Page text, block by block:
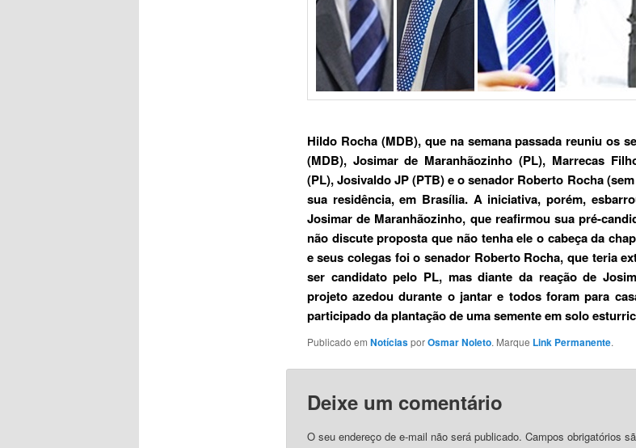
Hildo Rocha (MDB), que na semana passada reuniu os
(MDB), Josimar de Maranhãozinho (PL), Marrecas
(PL), Josivaldo JP (PTB) e o senador Roberto Rocha
sua residência, em Brasília. A iniciativa, porém,
Josimar de Maranhãozinho, que reafirmou sua pré-
não discute proposta que não tenha ele o cabeça da
e seus colegas foi o senador Roberto Rocha, que teria
ser candidato pelo PL, mas diante da reação de
projeto azedou durante o jantar e todos foram para
participado da plantação de uma semente em solo
Publicado em NotíciasporOsmar Noleto. Marque Link Permanente.
Deixe um comentário
O seu endereço de e-mail não será publicado. Campos obrigatórios